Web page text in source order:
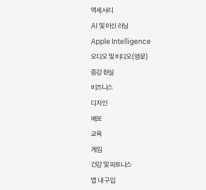
액세서리
AI 및 머신 러닝
Apple Intelligence
오디오 및 비디오
증강 현실
비즈니스
디자인
배포
교육
게임
건강 및 피트니스
앱 내 구입